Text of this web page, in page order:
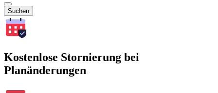
Suchen
Kostenlose Stornierung bei
Planänderungen